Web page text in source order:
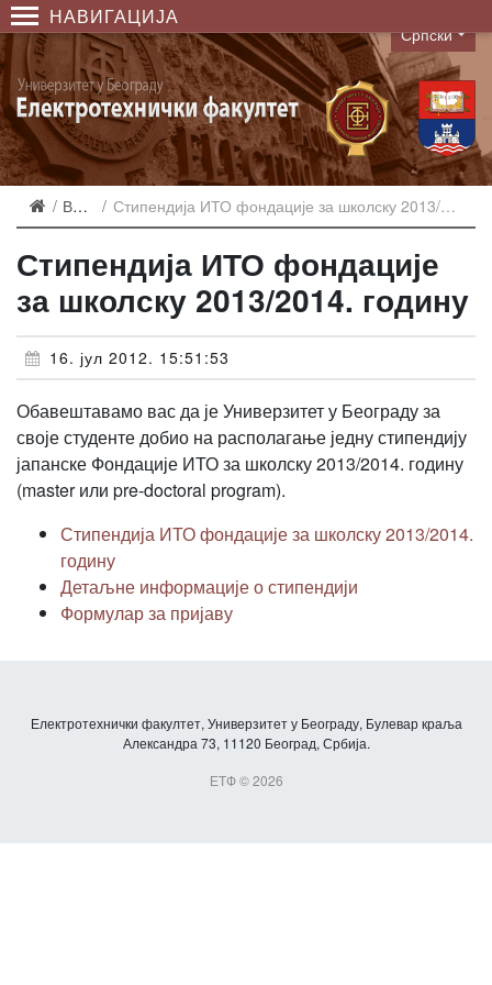
НАВИГАЦИЈА
Language
Српски
Вести Стипендија ИТО фондације за школску 2013/2014. годину
Стипендија ИТО фондације
за школску 2013/2014. годину
16. јул 2012. 15:51:53
Обавештавамо вас да је Универзитет у Београду за
своје студенте добио на располагање једну стипендију
јапанске Фондације ИТО за школску 2013/2014. годину
(master или pre-doctoral program).
Стипендија ИТО фондације за школску 2013/2014.
годину
Детаљне информације о стипендији
Формулар за пријаву
Електротехнички факултет, Универзитет у Београду, Булевар краља
Александра 73, 11120 Београд, Србија.
ЕТФ © 2026